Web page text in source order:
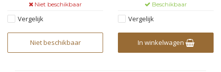
Bedrukbaar - Onbreekbaar
Niet beschikbaar
Vergelijk
Niet beschikbaar
Bedrukbaar - Onbreekbaar
Beschikbaar
Vergelijk
In winkelwagen